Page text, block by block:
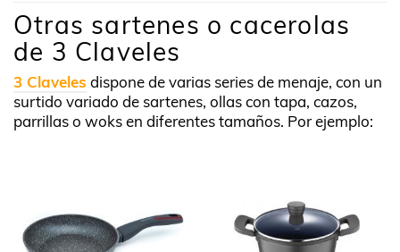
Otras sartenes o cacerolas
de 3 Claveles
3 Claveles dispone de varias series de menaje, con un
surtido variado de sartenes, ollas con tapa, cazos,
parrillas o woks en diferentes tamaños. Por ejemplo: